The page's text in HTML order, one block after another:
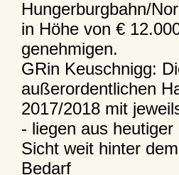
Hungerburgbahn/
in Höhe von €
genehmigen.
GRin Keuschnigg:
außerordentlichen
2017/2018 mit
- liegen aus heutiger
Sicht weit hinter
Bedarf